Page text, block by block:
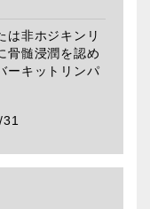
は非ホジキンリ
骨髄浸潤を認め
ーキットリンパ